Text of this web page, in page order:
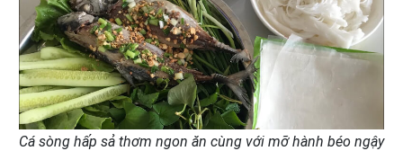
Cá sòng hấp sả thơm ngon ăn cùng với mỡ hành béo ngậy